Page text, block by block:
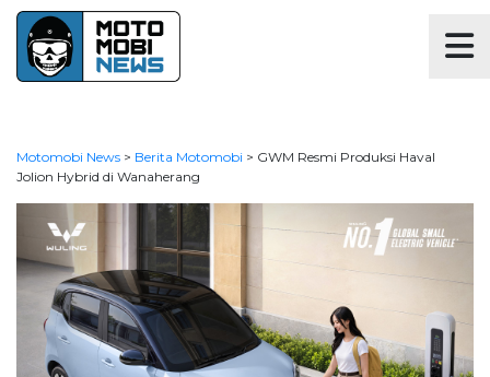
Motomobi News > Berita Motomobi > GWM Resmi Produksi Haval
Jolion Hybrid di Wanaherang